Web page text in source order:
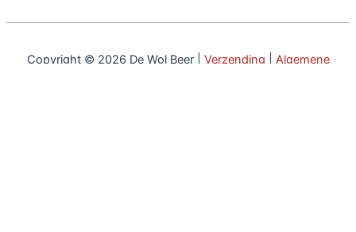
Copyright © 2026 De Wol Beer | Verzending
Algemene